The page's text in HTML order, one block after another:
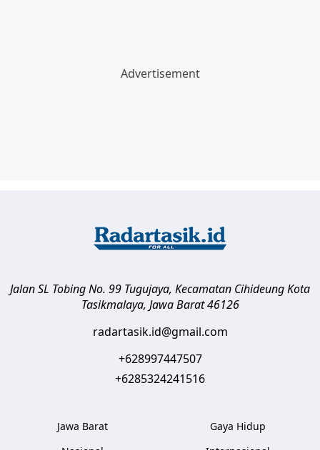
Jalan SL Tobing No. 99 Tugujaya, Kecamatan CihideungKota
Tasikmalaya, Jawa Barat 46126
radartasik.id@gmail.com
+628997447507
+6285324241516
Jawa Barat
Gaya Hidup